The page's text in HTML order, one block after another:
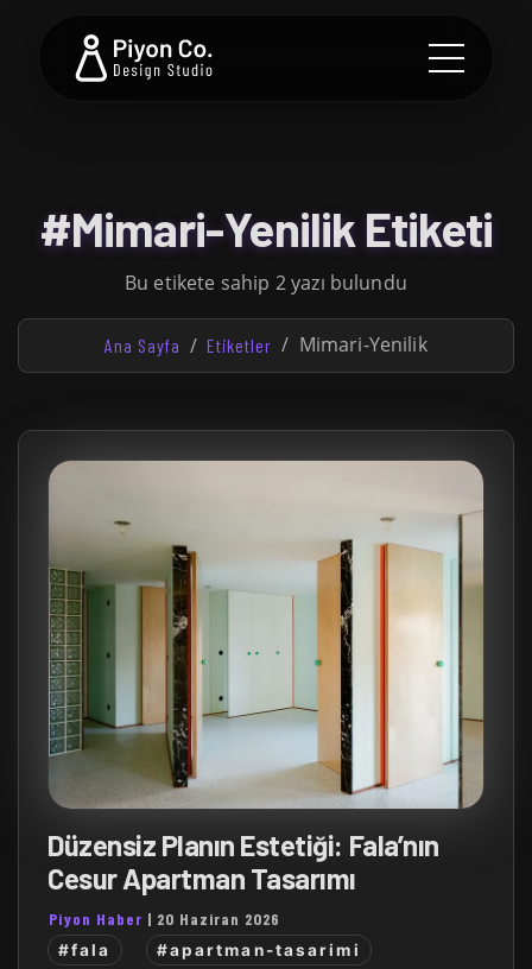
#Mimari-Yenilik Etiketi
Bu etikete sahip 2 yazı bulundu
Ana Sayfa Etiketler Mimari-Yenilik
Düzensiz Planın Estetiği: Fala’nın
Cesur Apartman Tasarımı
Piyon Haber | 20 Haziran 2026
#fala
#apartman-tasarimi